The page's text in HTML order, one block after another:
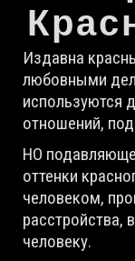
Издавна
любовными
используются
отношений,
НО
оттенки
человеком,
расстройства,
человеку.